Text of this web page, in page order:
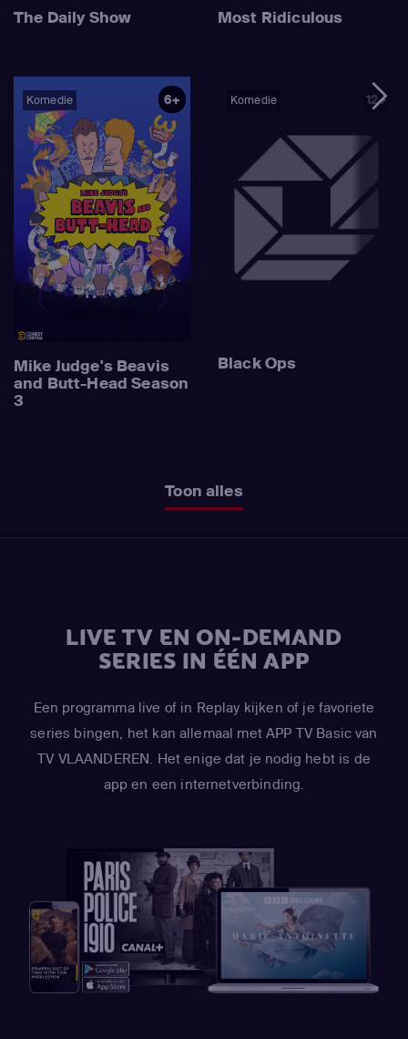
The Daily Show Most Ridiculous
Komedie 6+
Mike Judge's Beavis
and Butt-Head Season
3
Komedie 12+
Black Ops
Toon alles
LIVE TV EN ON-DEMAND
SERIES IN ÉÉN APP
Een programma live of in Replay kijken of je favoriete
series bingen, het kan allemaal met APP TV Basic van
TV VLAANDEREN. Het enige dat je nodig hebt is de
app en een internetverbinding.